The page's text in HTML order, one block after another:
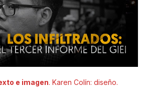
e imagen. Karen Colín: diseño.